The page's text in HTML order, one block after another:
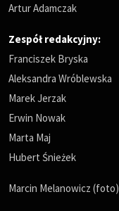
Artur Adamczak
Zespół redakcyjny:
Franciszek Bryska
Aleksandra Wróblewska
Marek Jerzak
Erwin Nowak
Marta Maj
Hubert Śnieżek
Marcin Melanowicz (foto)